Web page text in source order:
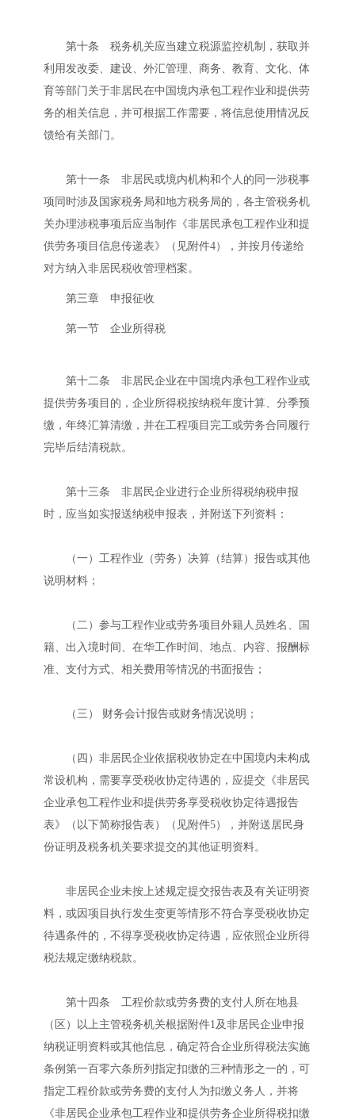
第十条 税务机关应当建立税源监控机制，获取并
利用发改委、建设、外汇管理、商务、教育、文化、体
育等部门关于非居民在中国境内承包工程作业和提供劳
务的相关信息，并可根据工作需要，将信息使用情况反
馈给有关部门。
第十一条 非居民或境内机构和个人的同一涉税事
项同时涉及国家税务局和地方税务局的，各主管税务机
关办理涉税事项后应当制作《非居民承包工程作业和提
供劳务项目信息传递表》（见附件4），并按月传递给
对方纳入非居民税收管理档案。
第三章 申报征收
第一节 企业所得税
第十二条 非居民企业在中国境内承包工程作业或
提供劳务项目的，企业所得税按纳税年度计算、分季预
缴，年终汇算清缴，并在工程项目完工或劳务合同履行
完毕后结清税款。
第十三条 非居民企业进行企业所得税纳税申报
时，应当如实报送纳税申报表，并附送下列资料：
（一）工程作业（劳务）决算（结算）报告或其他
说明材料；
（二）参与工程作业或劳务项目外籍人员姓名、国
籍、出入境时间、在华工作时间、地点、内容、报酬标
准、支付方式、相关费用等情况的书面报告；
（三） 财务会计报告或财务情况说明；
（四）非居民企业依据税收协定在中国境内未构成
常设机构，需要享受税收协定待遇的，应提交《非居民
企业承包工程作业和提供劳务享受税收协定待遇报告
表》（以下简称报告表）（见附件5），并附送居民身
份证明及税务机关要求提交的其他证明资料。
非居民企业未按上述规定提交报告表及有关证明资
料，或因项目执行发生变更等情形不符合享受税收协定
待遇条件的，不得享受税收协定待遇，应依照企业所得
税法规定缴纳税款。
第十四条 工程价款或劳务费的支付人所在地县
（区）以上主管税务机关根据附件1及非居民企业申报
纳税证明资料或其他信息，确定符合企业所得税法实施
条例第一百零六条所列指定扣缴的三种情形之一的，可
指定工程价款或劳务费的支付人为扣缴义务人，并将
《非居民企业承包工程作业和提供劳务企业所得税扣缴